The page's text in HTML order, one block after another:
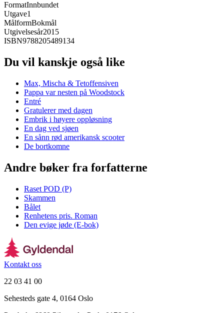
FormatInnbundet
Utgave1
MålformBokmål
Utgivelsesår2015
ISBN9788205489134
Du vil kanskje også like
Max, Mischa & Tetoffensiven
Pappa var nesten på Woodstock
Entré
Gratulerer med dagen
Embrik i høyere oppløsning
En dag ved sjøen
En sånn rød amerikansk scooter
De bortkomne
Andre bøker fra forfatterne
Raset POD (P)
Skammen
Bålet
Renhetens pris. Roman
Den evige jøde (E-bok)
Kontakt oss
22 03 41 00
Sehesteds gate 4, 0164 Oslo